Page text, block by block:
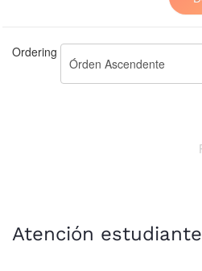
Ordering
Atención estudiante